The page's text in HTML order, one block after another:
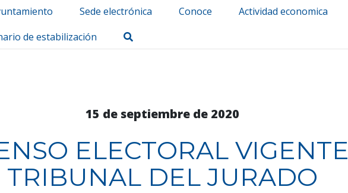
Sede electrónica Conoce Actividad economica
de estabilización
15 de septiembre de 2020
ELECTORAL VIGENTE
TRIBUNAL DEL JURADO